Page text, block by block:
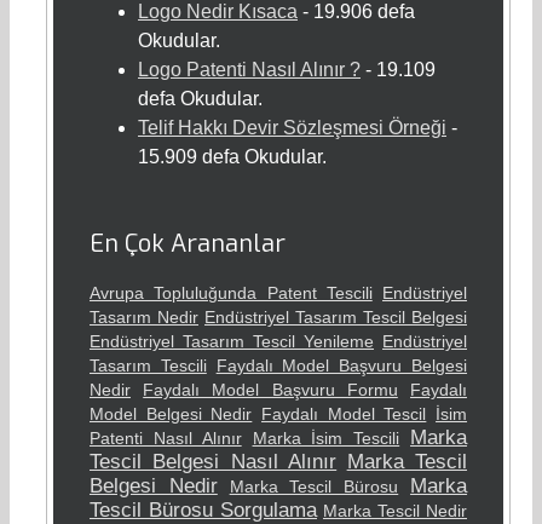
Logo Nedir Kısaca - 19.906 defa
Okudular.
Logo Patenti Nasıl Alınır ? - 19.109
defa Okudular.
Telif Hakkı Devir Sözleşmesi Örneği -
15.909 defa Okudular.
En Çok Arananlar
Avrupa Topluluğunda Patent Tescili Endüstriyel
Tasarım Nedir Endüstriyel Tasarım Tescil Belgesi
Endüstriyel Tasarım Tescil Yenileme Endüstriyel
Tasarım Tescili Faydalı Model Başvuru Belgesi
Nedir
Faydalı Model Başvuru Formu
Faydalı
Model Belgesi Nedir Faydalı Model Tescil İsim
Patenti Nasıl Alınır
Marka İsim Tescili
Marka
Tescil Belgesi Nasıl Alınır Marka Tescil
Belgesi Nedir
Marka Tescil Bürosu
Marka
Tescil Bürosu Sorgulama Marka Tescil Nedir